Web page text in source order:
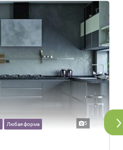
Любая форма 5